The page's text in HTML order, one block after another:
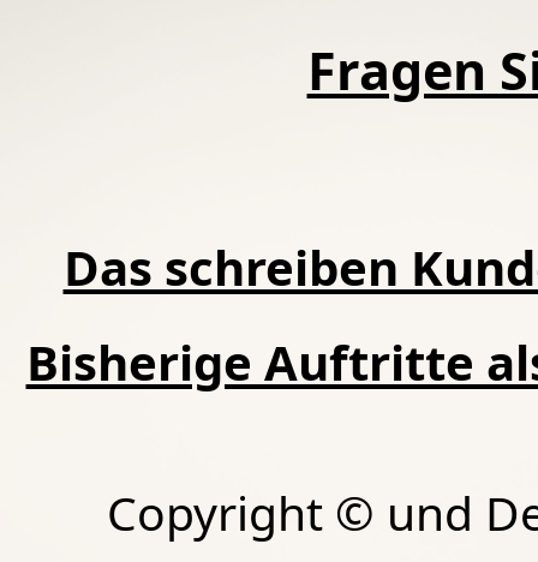
Fragen
Das schreiben
Bisherige Auftritte
Copyright © und